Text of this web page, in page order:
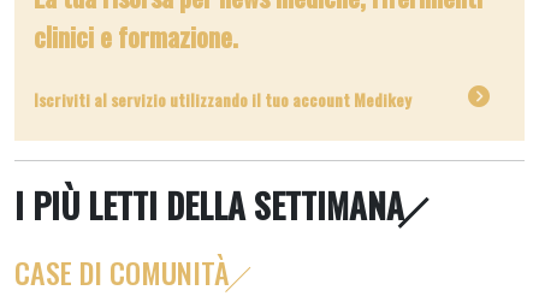
clinici e formazione.
Iscriviti al servizio utilizzando il tuo account Medikey
I PIÙ LETTI DELLA SETTIMANA
CASE DI COMUNITÀ